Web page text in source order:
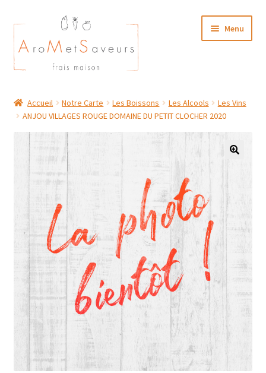
Aller
à
la
navigation
Aller
au
contenu
Menu
Plat du Jour/ Menu Week end
NOS BOUTIQUES
MON COMPTE
Accueil Notre Carte Les Boissons Les Alcools
Les Vins
ANJOU VILLAGES ROUGE DOMAINE DU PETIT CLOCHER 2020